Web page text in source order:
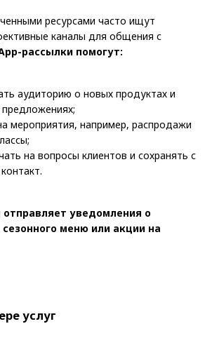
ресурсами часто ищут
каналы для общения с
рассылки помогут:
аудиторию о новых продуктах и
мероприятия, например, распродажи
на вопросы клиентов и сохранять с
уведомления о
меню или акции на
услуг